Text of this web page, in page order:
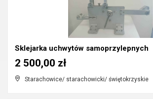
Sklejarka uchwytów samoprzylepnych
Starachowice/ starachowicki/ świętokrzyskie
2 500,00 zł